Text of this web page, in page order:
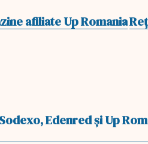
afiliate Up Romania
Edenred şi Up